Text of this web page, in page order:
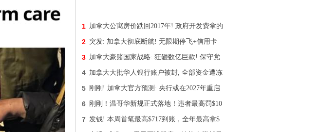
1 加拿大公寓房价跌回2017年! 政府开发费拿的
2 突发: 加拿大彻底断航! 无限期停飞+信用卡
3 加拿大豪赌国家战略: 狂砸数亿巨款! 保守党
4 加拿大大批华人银行账户被封, 全部资金遭冻
5 刚刚! 加拿大官方预测: 央行或在2027年重启
6 刚刚！温哥华新规正式落地！违者最高罚$10
7 发钱! 本周首笔最高$717到账，全年最高拿$